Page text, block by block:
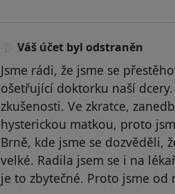
Váš účet byl odstraněn
Jsme rádi, že jsme se
ošetřující doktorku naší
zkušenosti. Ve zkratce,
hysterickou matkou, proto
Brně, kde jsme se dozvěděli,
velké. Radila jsem se i na
je to zbytečné. Proto jsme od